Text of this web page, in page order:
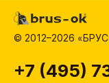
© 2012–2026
+7 (495)